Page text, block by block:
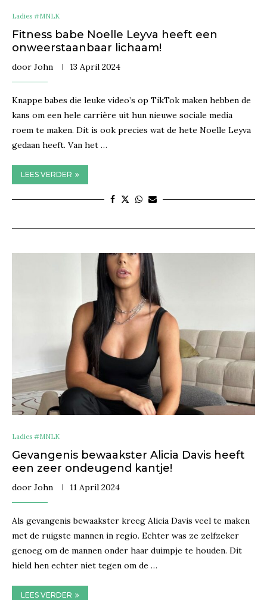
Ladies #MNLK
Fitness babe Noelle Leyva heeft een
onweerstaanbaar lichaam!
door John 13 April 2024
Knappe babes die leuke video’s op TikTok maken hebben de
kans om een hele carrière uit hun nieuwe sociale media
roem te maken. Dit is ook precies wat de hete Noelle Leyva
gedaan heeft. Van het …
LEES VERDER
Ladies #MNLK
Gevangenis bewaakster Alicia Davis heeft
een zeer ondeugend kantje!
door John 11 April 2024
Als gevangenis bewaakster kreeg Alicia Davis veel te maken
met de ruigste mannen in regio. Echter was ze zelfzeker
genoeg om de mannen onder haar duimpje te houden. Dit
hield hen echter niet tegen om de …
LEES VERDER